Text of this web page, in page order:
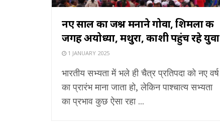
नए साल का जश्न मनाने गोवा, शिमला की
जगह अयोध्या, मथुरा, काशी पहुंच रहे युवा
1 JANUARY 2025
भारतीय सभ्यता में भले ही चैत्र प्रतिपदा को नए वर्ष
का प्रारंभ माना जाता हो, लेकिन पाश्चात्य सभ्यता
का प्रभाव कुछ ऐसा रहा ...